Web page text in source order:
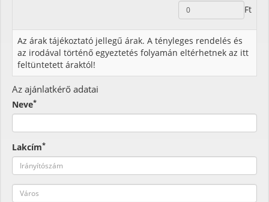
Ft
Az árak tájékoztató jellegű árak. A tényleges rendelés és
az irodával történő egyeztetés folyamán eltérhetnek az itt
feltüntetett áraktól!
Az ajánlatkérő adatai
Neve*
Lakcím*